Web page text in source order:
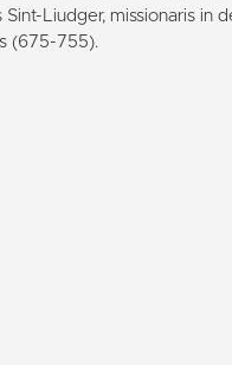
Liudger, missionaris in
(675-755).